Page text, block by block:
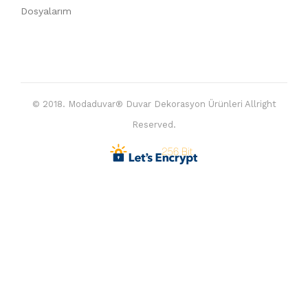
Dosyalarım
© 2018. Modaduvar® Duvar Dekorasyon Ürünleri Allright
Reserved.